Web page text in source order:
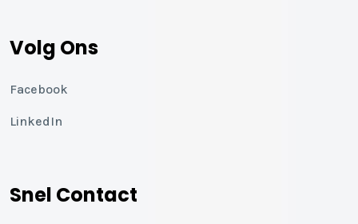
Volg Ons
Facebook
LinkedIn
Snel Contact